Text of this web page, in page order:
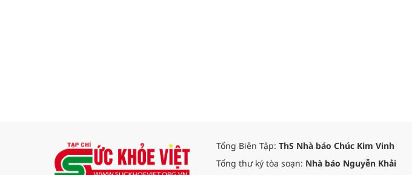
Tổng Biên Tập: ThS Nhà báo Chúc Kim Vinh
Tổng thư ký tòa soạn: Nhà báo Nguyễn Khải